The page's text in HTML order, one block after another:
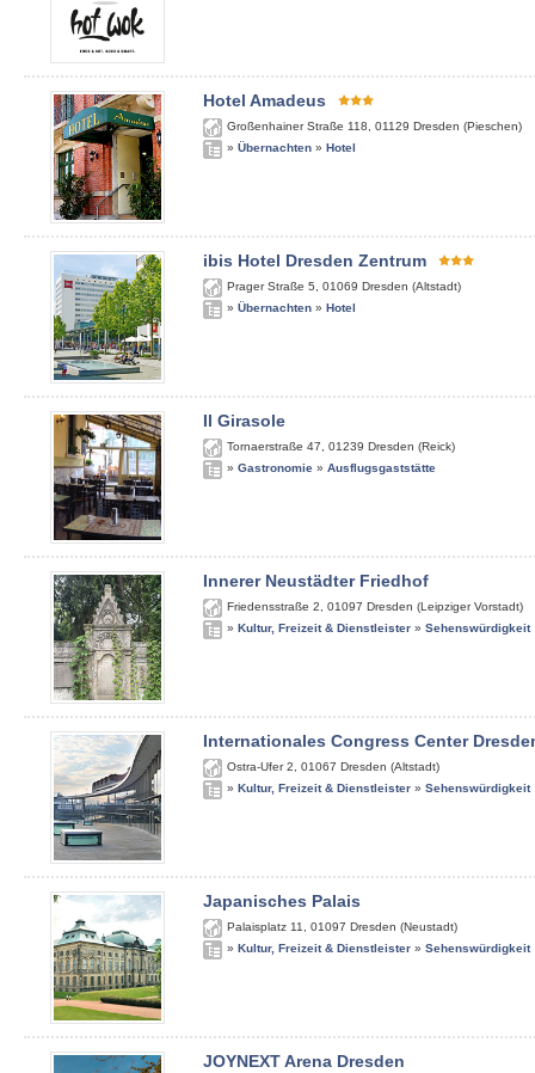
Hotel Amadeus
Großenhainer Straße 118 01129 Dresden (Pieschen)
» Übernachten » Hotel
ibis Hotel Dresden Zentrum
Prager Straße 5 01069 Dresden (Altstadt)
» Übernachten » Hotel
Il Girasole
Tornaerstraße 47 01239 Dresden (Reick)
» Gastronomie » Ausflugsgaststätte
Innerer Neustädter Friedhof
Friedensstraße 2 01097 Dresden (Leipziger Vorstadt)
» Kultur, Freizeit & Dienstleister » Sehenswürdigkeit
Internationales Congress Center
Ostra-Ufer 2 01067 Dresden (Altstadt)
» Kultur, Freizeit & Dienstleister » Sehenswürdigkeit
Japanisches Palais
Palaisplatz 11 01097 Dresden (Neustadt)
» Kultur, Freizeit & Dienstleister » Sehenswürdigkeit
JOYNEXT Arena Dresden